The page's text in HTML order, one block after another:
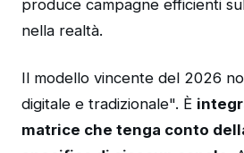
produce campagne efficienti
nella realtà.
Il modello vincente del 2026
digitale e tradizionale". È
matrice che tenga conto